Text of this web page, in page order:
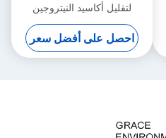
لتقليل أكاسيد النيتروجين
بواسطة الأمونيا Scr
احصل على أفضل سعر